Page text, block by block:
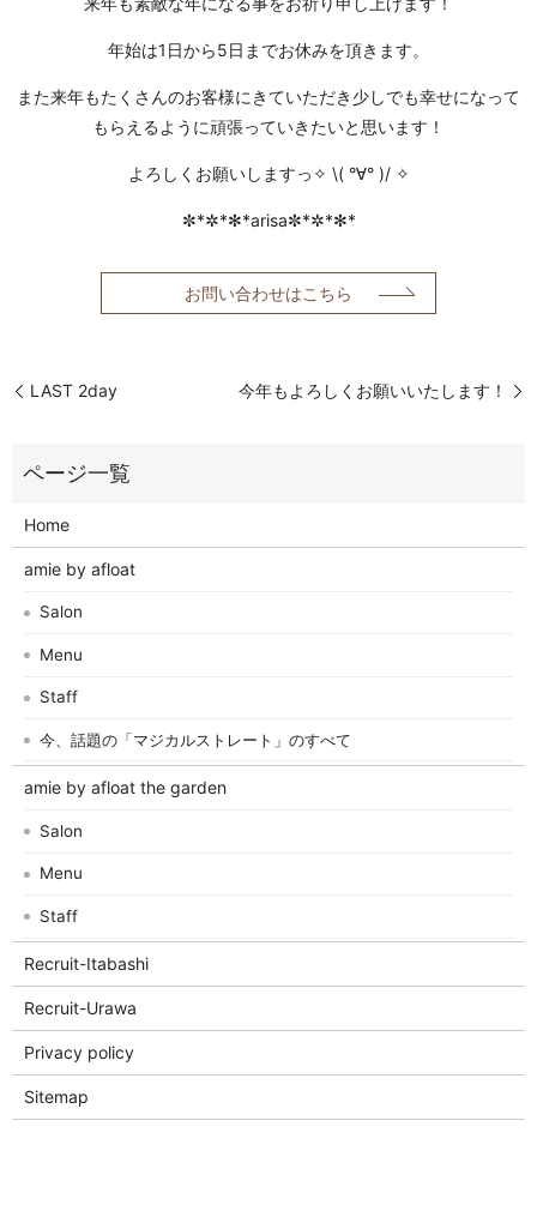
年始は1日から5日までお休みを頂きます。
また来年もたくさんのお客様にきていただき少しでも幸せになって
もらえるように頑張っていきたいと思います！
よろしくお願いしますっ✧ \( °∀° )/ ✧
✼*✲*✻*arisa✼*✲*✻*
お問い合わせはこちら
LAST 2day 今年もよろしくお願いいたします！
Home
amie by afloat
Salon
Menu
Staff
今、話題の「マジカルストレート」のすべて
amie by afloat the garden
Salon
Menu
Staff
Recruit-Itabashi
Recruit-Urawa
Privacy policy
Sitemap